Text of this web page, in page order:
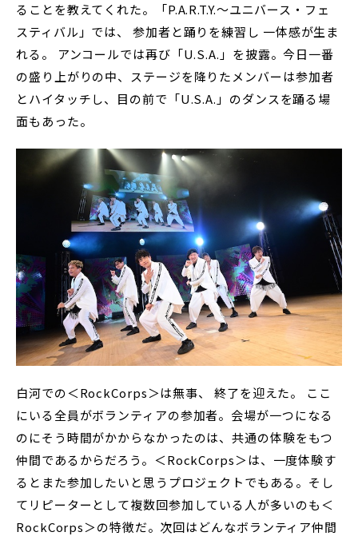
ることを教えてくれた。「P.A.R.T.Y.～ユニバース・フェ
スティバル」では、 参加者と踊りを練習し 一体感が生ま
れる。 アンコールでは再び「U.S.A.」を披露。今日一番
の盛り上がりの中、ステージを降りたメンバーは参加者
とハイタッチし、目の前で「U.S.A.」のダンスを踊る場
面もあった。
白河での＜RockCorps＞は無事、 終了を迎えた。 ここ
にいる全員がボランティアの参加者。会場が一つになる
のにそう時間がかからなかったのは、共通の体験をもつ
仲間であるからだろう。＜RockCorps＞は、一度体験す
るとまた参加したいと思うプロジェクトでもある。そし
てリピーターとして複数回参加している人が多いのも＜
RockCorps＞の特徴だ。次回はどんなボランティア仲間